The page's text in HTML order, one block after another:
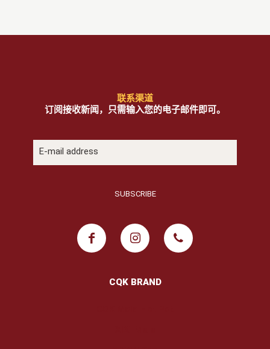
联系渠道
订阅接收新闻，只需输入您的电子邮件即可。
CQK BRAND